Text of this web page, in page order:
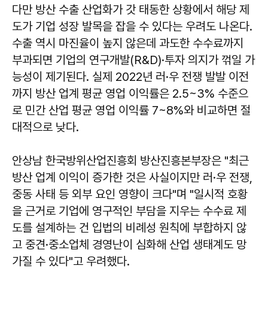
다만 방산 수출 산업화가 갓 태동한 상황에서 해당 제
도가 기업 성장 발목을 잡을 수 있다는 우려도 나온다.
수출 역시 마진율이 높지 않은데 과도한 수수료까지
부과되면 기업의 연구개발(R&D)·투자 의지가 꺾일 가
능성이 제기된다. 실제 2022년 러·우 전쟁 발발 이전
까지 방산 업계 평균 영업 이익률은 2.5~3% 수준으
로 민간 산업 평균 영업 이익률 7~8%와 비교하면 절
대적으로 낮다.
안상남 한국방위산업진흥회 방산진흥본부장은 "최근
방산 업계 이익이 증가한 것은 사실이지만 러·우 전쟁,
중동 사태 등 외부 요인 영향이 크다"며 "일시적 호황
을 근거로 기업에 영구적인 부담을 지우는 수수료 제
도를 설계하는 건 입법의 비례성 원칙에 부합하지 않
고 중견·중소업체 경영난이 심화해 산업 생태계도 망
가질 수 있다"고 우려했다.